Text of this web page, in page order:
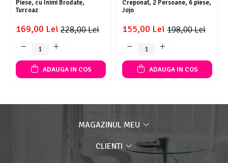
Piese, cu Inimi Brodate,
Turcoaz
228,00 Lei
169,00 Lei
ADAUGA IN COS
Creponat, 2 Persoane, 6 piese,
Jojo
198,00 Lei
155,00 Lei
ADAUGA IN COS
MAGAZINUL MEU
CLIENTI